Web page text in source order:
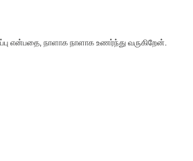
என்பதை, நாளாக நாளாக உணர்ந்து வருகிறேன்.